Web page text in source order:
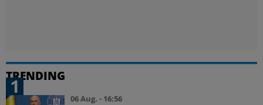
TRENDING
1
06 Aug. - 16:56